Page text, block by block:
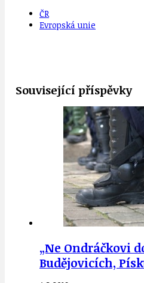
ČR
Evropská unie
Související příspěvky
„Ne Ondráčkovi
Budějovicích,